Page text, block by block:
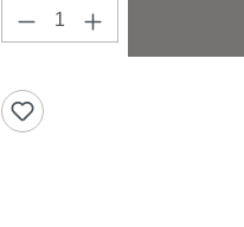
Produkt Anzahl: